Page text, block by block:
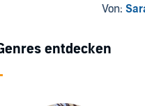
Von:
entdecken